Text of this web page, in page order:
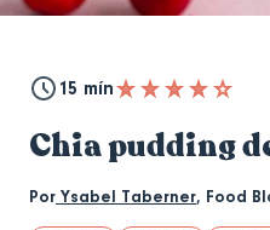
15 mín
Chia pudding
Por Ysabel Taberner, Food